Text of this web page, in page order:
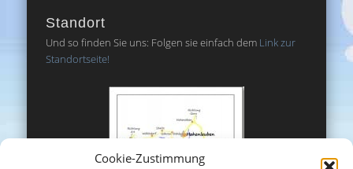
Cookie-Zustimmung
Standort
Und so finden Sie uns: Folgen sie einfach dem Link zur
Standortseite!